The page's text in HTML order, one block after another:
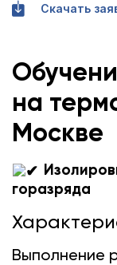
Скачать
на
Москве
горазряда
Выполнение